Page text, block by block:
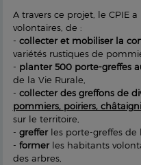
A travers ce projet, le CPIE
volontaires, de :
- collecter et mobiliser la
variétés rustiques de
- planter 500 porte-greffes
de la Vie Rurale,
- collecter des greffons de
pommiers, poiriers,
sur le territoire,
- grefferles porte-greffes de
- formerles habitants
des arbres,